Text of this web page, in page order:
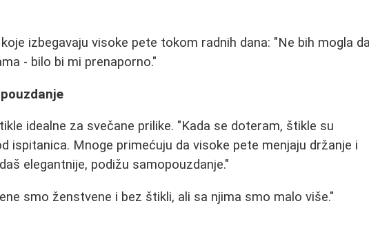
izbegavaju visoke pete tokom radnih dana: "Ne bih mogla da
- bilo bi mi prenaporno."
idealne za svečane prilike. "Kada se doteram, štikle su
ispitanica. Mnoge primećuju da visoke pete menjaju držanje i
elegantnije, podižu samopouzdanje."
smo ženstvene i bez štikli, ali sa njima smo malo više."